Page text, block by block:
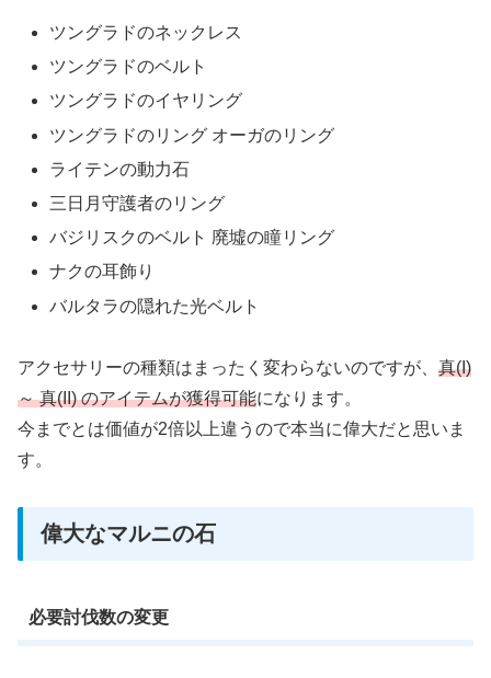
ツングラドのネックレス
ツングラドのベルト
ツングラドのイヤリング
ツングラドのリング オーガのリング
ライテンの動力石
三日月守護者のリング
バジリスクのベルト 廃墟の瞳リング
ナクの耳飾り
バルタラの隠れた光ベルト
アクセサリーの種類はまったく変わらないのですが、 真(I)
～ 真(II) のアイテムが獲得可能になります。
今までとは価値が2倍以上違うので本当に偉大だと思いま
す。
偉大なマルニの石
必要討伐数の変更